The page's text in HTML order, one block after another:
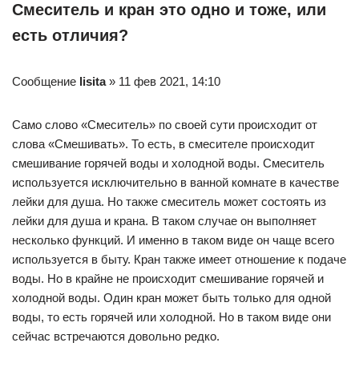
Смеситель и кран это одно и тоже, или
есть отличия?
Сообщение lisita» 11 фев 2021, 14:10
Само слово «Смеситель» по своей сути происходит от
слова «Смешивать». То есть, в смесителе происходит
смешивание горячей воды и холодной воды. Смеситель
используется исключительно в ванной комнате в качестве
лейки для душа. Но также смеситель может состоять из
лейки для душа и крана. В таком случае он выполняет
несколько функций. И именно в таком виде он чаще всего
используется в быту. Кран также имеет отношение к подаче
воды. Но в крайне не происходит смешивание горячей и
холодной воды. Один кран может быть только для одной
воды, то есть горячей или холодной. Но в таком виде они
сейчас встречаются довольно редко.